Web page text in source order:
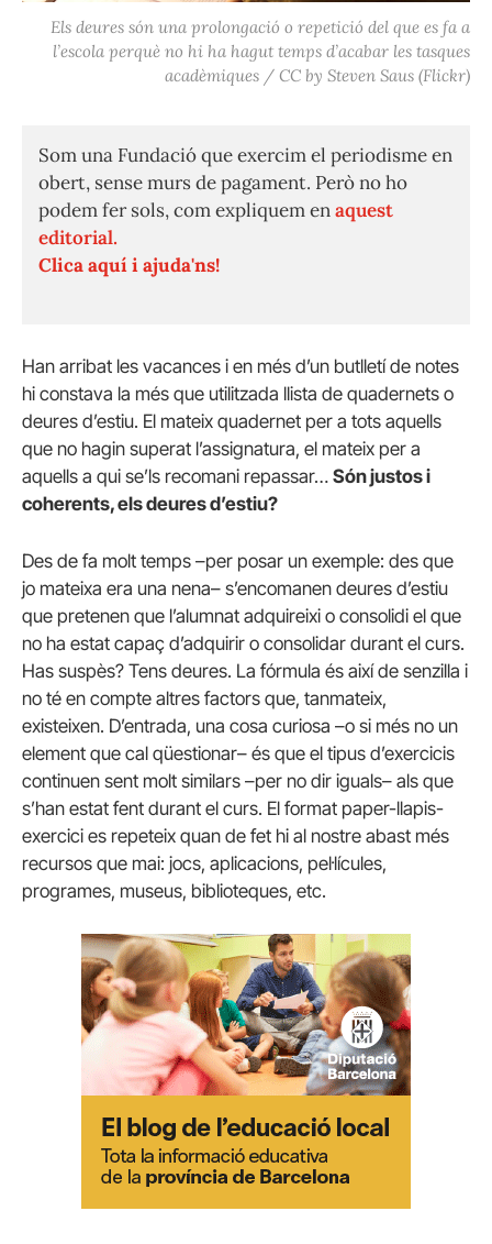
Els deures són una prolongació o repetició del que es fa a
l’escola perquè no hi ha hagut temps d’acabar les tasques
acadèmiques / CC by Steven Saus (Flickr)
Som una Fundació que exercim el periodisme en
obert, sense murs de pagament. Però no ho
podem fer sols, com expliquem enaquest
editorial.
Clica aquí i ajuda'ns!
Han arribat les vacances i en més d’un butlletí de notes
hi constava la més que utilitzada llista de quadernets o
deures d’estiu. El mateix quadernet per a tots aquells
que no hagin superat l’assignatura, el mateix per a
aquells a qui se’ls recomani repassar… Són justos i
coherents, els deures d’estiu?
Des de fa molt temps –per posar un exemple: des que
jo mateixa era una nena– s’encomanen deures d’estiu
que pretenen que l’alumnat adquireixi o consolidi el que
no ha estat capaç d’adquirir o consolidar durant el curs.
Has suspès? Tens deures. La fórmula és així de senzilla i
no té en compte altres factors que, tanmateix,
existeixen. D’entrada, una cosa curiosa –o si més no un
element que cal qüestionar– és que el tipus d’exercicis
continuen sent molt similars –per no dir iguals– als que
s’han estat fent durant el curs. El format paper-llapis-
exercici es repeteix quan de fet hi al nostre abast més
recursos que mai: jocs, aplicacions, pel·lícules,
programes, museus, biblioteques, etc.